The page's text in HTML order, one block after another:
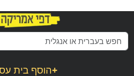
הוסף בית+